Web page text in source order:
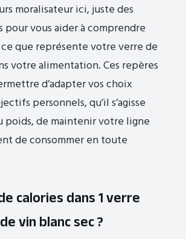
moralisateur ici, juste des
pour vous aider à comprendre
que représente votre verre de
votre alimentation. Ces repères
d’adapter vos choix
personnels, qu’il s’agisse
poids, de maintenir votre ligne
de consommer en toute
calories dans 1 verre
vin blanc sec ?